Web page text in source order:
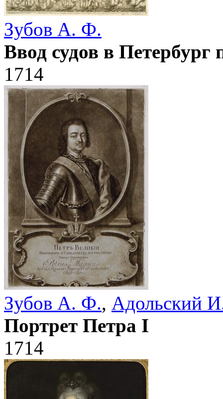
Зубов А. Ф.
Ввод судов в Петербург
1714
Зубов А. Ф., Адольский
Портрет Петра I
1714